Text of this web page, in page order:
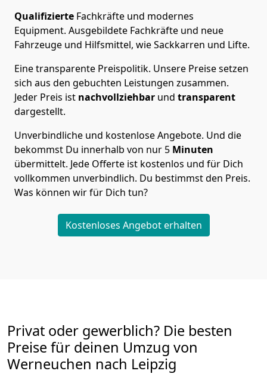
Qualifizierte Fachkräfte und modernes
Equipment. Ausgebildete Fachkräfte und neue
Fahrzeuge und Hilfsmittel, wie Sackkarren und Lifte.
Eine transparente Preispolitik. Unsere Preise setzen
sich aus den gebuchten Leistungen zusammen.
Jeder Preis ist nachvollziehbar und transparent
dargestellt.
Unverbindliche und kostenlose Angebote. Und die
bekommst Du innerhalb von nur 5 Minuten
übermittelt. Jede Offerte ist kostenlos und für Dich
vollkommen unverbindlich. Du bestimmst den Preis.
Was können wir für Dich tun?
Kostenloses Angebot erhalten
Privat oder gewerblich? Die besten
Preise für deinen Umzug von
Werneuchen nach Leipzig